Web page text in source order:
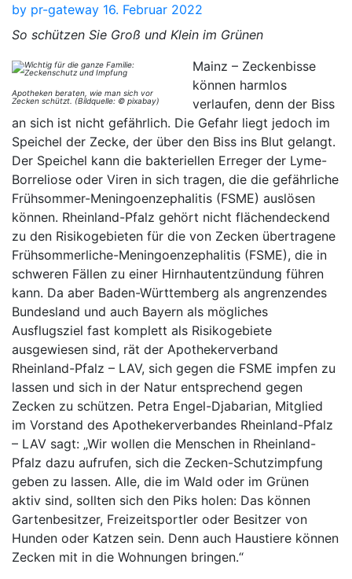
by pr-gateway 16. Februar 2022
So schützen Sie Groß und Klein im Grünen
Apotheken beraten, wie man sich vor
Zecken schützt. (Bildquelle: © pixabay)
Mainz – Zeckenbisse
können harmlos
verlaufen, denn der Biss
an sich ist nicht gefährlich. Die Gefahr liegt jedoch im
Speichel der Zecke, der über den Biss ins Blut gelangt.
Der Speichel kann die bakteriellen Erreger der Lyme-
Borreliose oder Viren in sich tragen, die die gefährliche
Frühsommer-Meningoenzephalitis (FSME) auslösen
können. Rheinland-Pfalz gehört nicht flächendeckend
zu den Risikogebieten für die von Zecken übertragene
Frühsommerliche-Meningoenzephalitis (FSME), die in
schweren Fällen zu einer Hirnhautentzündung führen
kann. Da aber Baden-Württemberg als angrenzendes
Bundesland und auch Bayern als mögliches
Ausflugsziel fast komplett als Risikogebiete
ausgewiesen sind, rät der Apothekerverband
Rheinland-Pfalz – LAV, sich gegen die FSME impfen zu
lassen und sich in der Natur entsprechend gegen
Zecken zu schützen. Petra Engel-Djabarian, Mitglied
im Vorstand des Apothekerverbandes Rheinland-Pfalz
– LAV sagt: „Wir wollen die Menschen in Rheinland-
Pfalz dazu aufrufen, sich die Zecken-Schutzimpfung
geben zu lassen. Alle, die im Wald oder im Grünen
aktiv sind, sollten sich den Piks holen: Das können
Gartenbesitzer, Freizeitsportler oder Besitzer von
Hunden oder Katzen sein. Denn auch Haustiere können
Zecken mit in die Wohnungen bringen.“